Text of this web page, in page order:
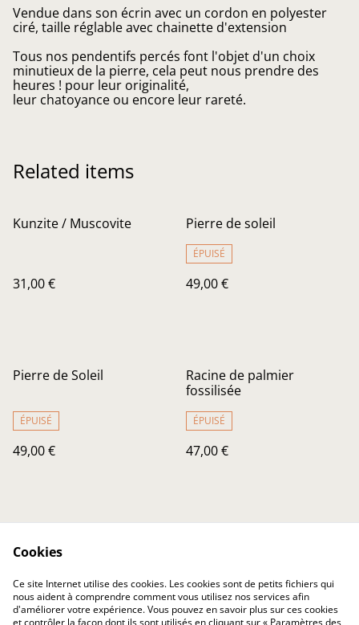
Vendue dans son écrin avec un cordon en polyester
ciré, taille réglable avec chainette d'extension
Tous nos pendentifs percés font l'objet d'un choix
minutieux de la pierre, cela peut nous prendre des
heures ! pour leur originalité,
leur chatoyance ou encore leur rareté.
Related items
Kunzite / Muscovite
31,00 €
Pierre de soleil
ÉPUISÉ
49,00 €
Pierre de Soleil
ÉPUISÉ
49,00 €
Racine de palmier
fossilisée
ÉPUISÉ
47,00 €
Nous contacter
Conditions Générales
Confidentialité
Cookies
Cookies
Ce site Internet utilise des cookies. Les cookies sont de petits fichiers qui
nous aident à comprendre comment vous utilisez nos services afin
d'améliorer votre expérience. Vous pouvez en savoir plus sur ces cookies
et contrôler la façon dont ils sont utilisés en cliquant sur « Paramètres des